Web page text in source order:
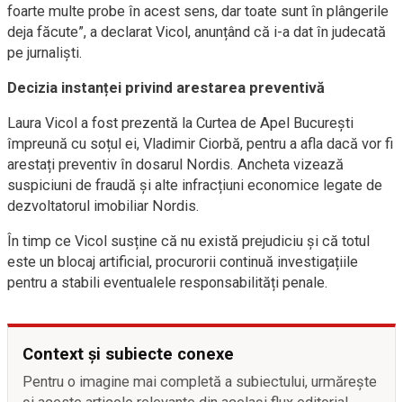
foarte multe probe în acest sens, dar toate sunt în plângerile
deja făcute”, a declarat Vicol, anunțând că i-a dat în judecată
pe jurnaliști.
Decizia instanței privind arestarea preventivă
Laura Vicol a fost prezentă la Curtea de Apel București
împreună cu soțul ei, Vladimir Ciorbă, pentru a afla dacă vor fi
arestați preventiv în dosarul Nordis. Ancheta vizează
suspiciuni de fraudă și alte infracțiuni economice legate de
dezvoltatorul imobiliar Nordis.
În timp ce Vicol susține că nu există prejudiciu și că totul
este un blocaj artificial, procurorii continuă investigațiile
pentru a stabili eventualele responsabilități penale.
Context și subiecte conexe
Pentru o imagine mai completă a subiectului, urmărește